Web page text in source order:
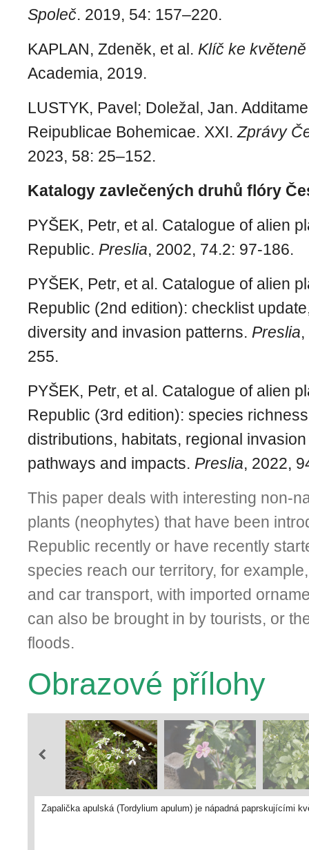
Společ. 2019, 54: 157–220.
KAPLAN, Zdeněk, et al. Klíč ke
Academia, 2019.
LUSTYK, Pavel; Doležal, Jan.
Reipublicae Bohemicae. XXI.Zprávy
2023, 58: 25–152.
Katalogy zavlečených druhů flóry
PYŠEK, Petr, et al. Catalogue of alien
Republic. Preslia, 2002, 74.2: 97-186.
PYŠEK, Petr, et al. Catalogue of alien
Republic (2nd edition): checklist
diversity and invasion patterns. Preslia
255.
PYŠEK, Petr, et al. Catalogue of alien
Republic (3rd edition): species
distributions, habitats, regional
pathways and impacts. Preslia, 2022,
This paper deals with interesting non-
plants (neophytes) that have been
Republic recently or have recently
species reach our territory, for
and car transport, with imported
can also be brought in by tourists, or
floods.
Obrazové přílohy
Zapalička apulská (Tordylium apulum) je nápadná paprskujícími